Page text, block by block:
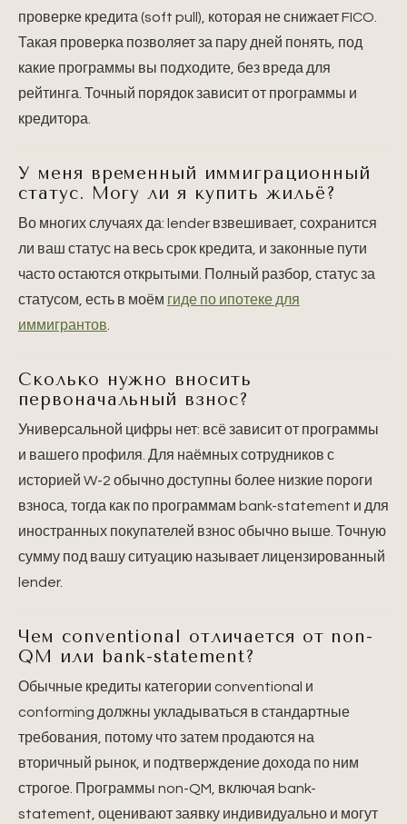
проверке кредита (soft pull), которая не снижает FICO.
Такая проверка позволяет за пару дней понять, под
какие программы вы подходите, без вреда для
рейтинга. Точный порядок зависит от программы и
кредитора.
У меня временный иммиграционный
статус. Могу ли я купить жильё?
Во многих случаях да: lender взвешивает, сохранится
ли ваш статус на весь срок кредита, и законные пути
часто остаются открытыми. Полный разбор, статус за
статусом, есть в моём гиде по ипотеке для
иммигрантов
Сколько нужно вносить
первоначальный взнос?
Универсальной цифры нет: всё зависит от программы
и вашего профиля. Для наёмных сотрудников с
историей W-2 обычно доступны более низкие пороги
взноса, тогда как по программам bank-statement и для
иностранных покупателей взнос обычно выше. Точную
сумму под вашу ситуацию называет лицензированный
lender.
Чем conventional отличается от non-
QM или bank-statement?
Обычные кредиты категории conventional и
conforming должны укладываться в стандартные
требования, потому что затем продаются на
вторичный рынок, и подтверждение дохода по ним
строгое. Программы non-QM, включая bank-
statement, оценивают заявку индивидуально и могут